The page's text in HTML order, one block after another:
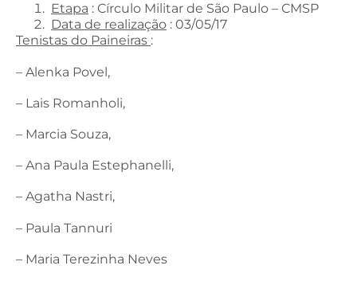
Etapa : Círculo Militar de São Paulo – CMSP
Data de realização : 03/05/17
Tenistas do Paineiras :
– Alenka Povel,
– Lais Romanholi,
– Marcia Souza,
– Ana Paula Estephanelli,
– Agatha Nastri,
– Paula Tannuri
– Maria Terezinha Neves